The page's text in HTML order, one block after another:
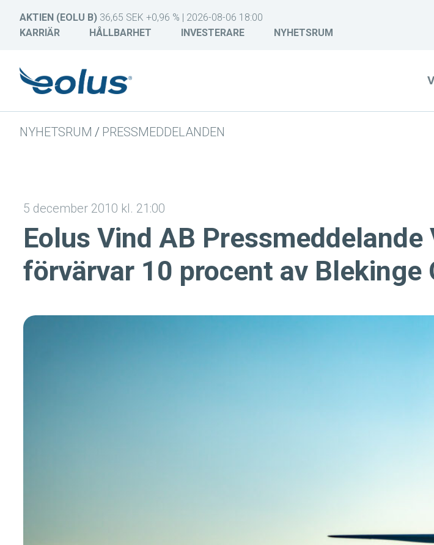
AKTIEN (EOLU B) 36,65 SEK +0,96 % | 2026-08-06 18:00
KARRIÄR
HÅLLBARHET INVESTERARE NYHETSRUM
NYHETSRUM / PRESSMEDDELANDEN
5 december 2010 kl. 21:00
Eolus Vind AB Pressmeddelande
förvärvar 10 procent av Blekinge